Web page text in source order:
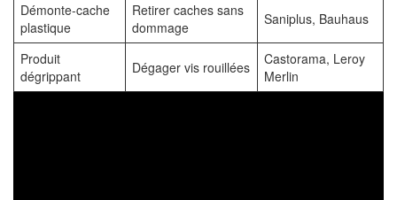
Démonte-cache
plastique
Retirer caches sans
dommage
Saniplus, Bauhaus
Produit
dégrippant
Dégager vis rouillées
Castorama, Leroy
Merlin